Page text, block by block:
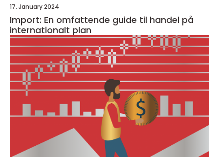
17. January 2024
Import: En omfattende guide til handel på
internationalt plan